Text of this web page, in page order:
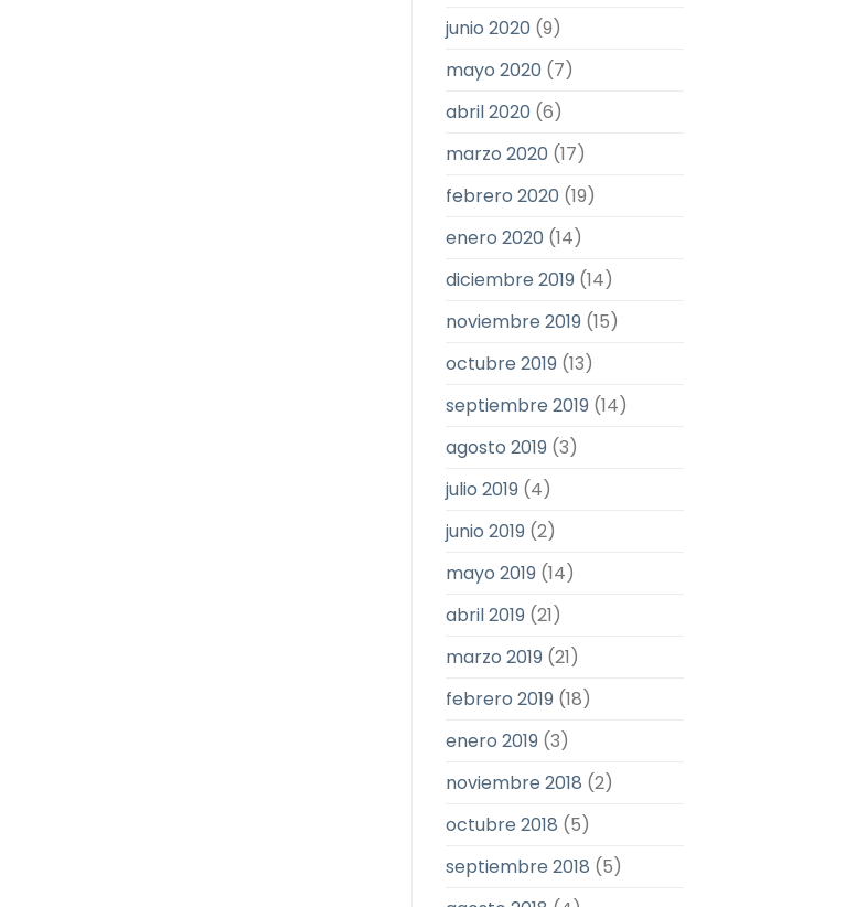
junio 2020 (9)
mayo 2020 (7)
abril 2020 (6)
marzo 2020 (17)
febrero 2020 (19)
enero 2020 (14)
diciembre 2019 (14)
noviembre 2019 (15)
octubre 2019 (13)
septiembre 2019 (14)
agosto 2019 (3)
julio 2019 (4)
junio 2019 (2)
mayo 2019 (14)
abril 2019 (21)
marzo 2019 (21)
febrero 2019 (18)
enero 2019 (3)
noviembre 2018 (2)
octubre 2018 (5)
septiembre 2018 (5)